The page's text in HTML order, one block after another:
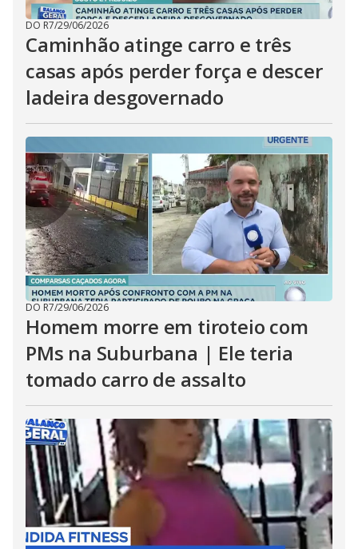
DO R7/29/06/2026
Caminhão atinge carro e três
casas após perder força e descer
ladeira desgovernado
DO R7/29/06/2026
Homem morre em tiroteio com
PMs na Suburbana | Ele teria
tomado carro de assalto